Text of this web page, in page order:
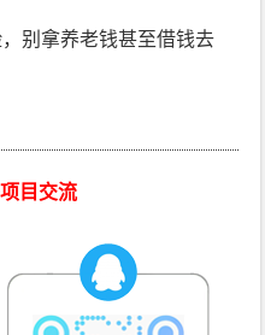
别拿养老钱甚至借钱去
目交流